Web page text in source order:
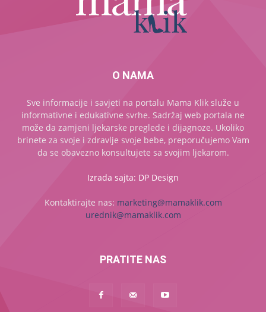
O NAMA
Sve informacije i savjeti na portalu Mama Klik služe u
informativne i edukativne svrhe. Sadržaj web portala ne
može da zamjeni ljekarske preglede i dijagnoze. Ukoliko
brinete za svoje i zdravlje svoje bebe, preporučujemo Vam
da se obavezno konsultujete sa svojim ljekarom.
Izrada sajta: DP Design
Kontaktirajte nas: marketing@mamaklik.com
urednik@mamaklik.com
PRATITE NAS